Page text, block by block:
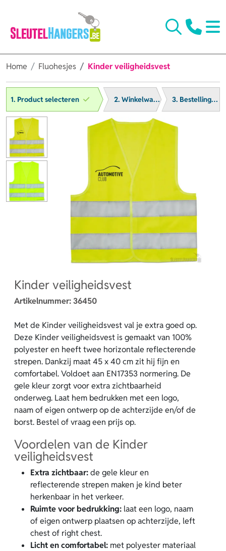
Home Fluohesjes Kinder veiligheidsvest
1. Product selecteren 2. Winkelwagen 3. Bestelling afronden
Kinder veiligheidsvest
Artikelnummer:36450
Met de Kinder veiligheidsvest val je extra goed op.
Deze Kinder veiligheidsvest is gemaakt van 100%
polyester en heeft twee horizontale reflecterende
strepen. Dankzij maat 45 x 40 cm zit hij fijn en
comfortabel. Voldoet aan EN17353 normering. De
gele kleur zorgt voor extra zichtbaarheid
onderweg. Laat hem bedrukken met een logo,
naam of eigen ontwerp op de achterzijde en/of de
borst. Bestel of vraag een prijs op.
Voordelen van de Kinder
veiligheidsvest
Extra zichtbaar:de gele kleur en
reflecterende strepen maken je kind beter
herkenbaar in het verkeer.
Ruimte voor bedrukking: laat een logo, naam
of eigen ontwerp plaatsen op achterzijde, left
chest of right chest.
Licht en comfortabel: met polyester materiaal